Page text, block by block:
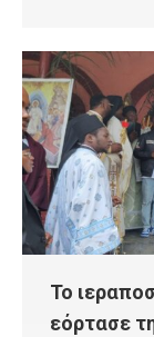
Το
εόρτασε